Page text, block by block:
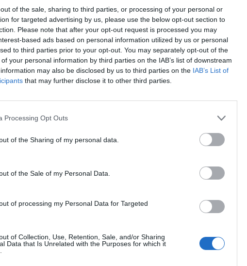
of the sale, sharing to third parties, or processing of your personal or
for targeted advertising by us, please use the below opt-out section to
Please note that after your opt-out request is processed you may
based ads based on personal information utilized by us or personal
to third parties prior to your opt-out. You may separately opt-out of the
your personal information by third parties on the IAB’s list of downstream
may also be disclosed by us to third parties on the IAB’s List of
that may further disclose it to other third parties.
Processing Opt Outs
of the Sharing of my personal data.
of the Sale of my Personal Data.
of processing my Personal Data for Targeted
of Collection, Use, Retention, Sale, and/or Sharing
Data that Is Unrelated with the Purposes for which it